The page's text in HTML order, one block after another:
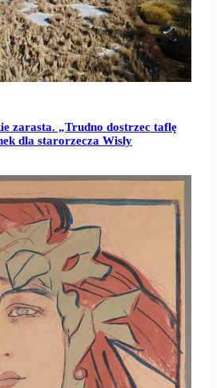
zarasta. „Trudno dostrzec taflę
dla starorzecza Wisły